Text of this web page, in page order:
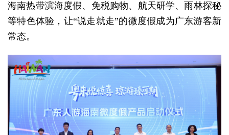
海南热带滨海度假、免税购物、航天研学、雨林探秘
等特色体验，让“说走就走”的微度假成为广东游客新
常态。